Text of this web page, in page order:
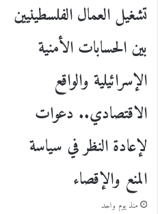
تشغيل العمال الفلسطينيين
بين الحسابات الأمنية
الإسرائيلية والواقع
الاقتصادي.. دعوات
لإعادة النظر في سياسة
المنع والإقصاء
منذ يوم واحد